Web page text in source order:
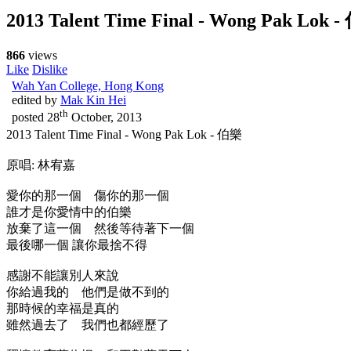
2013 Talent Time Final - Wong Pak Lok -
866 views
Like Dislike
Wah Yan College, Hong Kong
edited by Mak Kin Hei
posted 28th October, 2013
2013 Talent Time Final - Wong Pak Lok - 伯樂
原唱: 林宥嘉
愛你的那一個 傷你的那一個
誰才是你愛情中的伯樂
放棄了這一個 然後等待著下一個
最後哪一個 讓你最捨不得
感謝不能讓別人來說
你給過我的 他們是做不到的
那時候的幸福是真的
雖然過去了 我們也都經歷了